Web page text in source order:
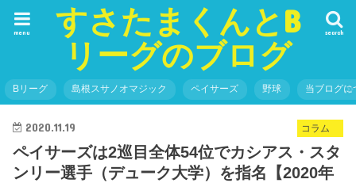
すさたまくんとB
リーグのブログ
search
menu
Bリーグ 島根スサノオマジック ペイサーズ 野球 当ブログに
コラム
2020.11.19
ペイサーズは2巡目全体54位でカシアス・スタ
ンリー選手（デューク大学）を指名【2020年